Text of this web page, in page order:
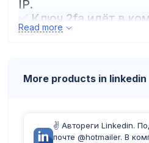
IP.
✅ Ключ 2fa идёт в
аккаунтом
авторизации
Read more
More products in linkedin
✌️ Автореги Linkedin.
почте @hotmailer. В